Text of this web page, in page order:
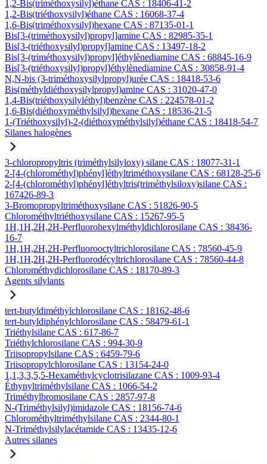
1,2-Bis(triméthoxysilyl)éthane CAS : 18406-41-2
1,2-Bis(triéthoxysilyl)éthane CAS : 16068-37-4
1,6-Bis(triméthoxysilyl)hexane CAS : 87135-01-1
Bis[3-(triméthoxysilyl)propyl]amine CAS : 82985-35-1
Bis[3-(triéthoxysilyl)propyl]amine CAS : 13497-18-2
Bis[3-(triméthoxysilyl)propyl]éthylènediamine CAS : 68845-16-9
Bis[3-(triéthoxysilyl)propyl]éthylènediamine CAS : 30858-91-4
N,N-bis (3-triméthoxysilylpropyl)urée CAS : 18418-53-6
Bis(méthyldiéthoxysilylpropyl)amine CAS : 31020-47-0
1,4-Bis(triéthoxysilyléthyl)benzène CAS : 224578-01-2
1,6-Bis(diéthoxyméthylsilyl)hexane CAS : 18536-21-5
1-(Triéthoxysilyl)-2-(diéthoxyméthylsilyl)éthane CAS : 18418-54-7
Silanes halogènes
3-chloropropyltris (triméthylsilyloxy) silane CAS : 18077-31-1
2-[4-(chlorométhyl)phényl]éthyltriméthoxysilane CAS : 68128-25-6
2-[4-(chlorométhyl)phényl]éthyltris(triméthylsiloxy)silane CAS :
167426-89-3
3-Bromopropyltriméthoxysilane CAS : 51826-90-5
Chlorométhyltriéthoxysilane CAS : 15267-95-5
1H,1H,2H,2H-Perfluorohexylméthyldichlorosilane CAS : 38436-
16-7
1H,1H,2H,2H-Perfluorooctyltrichlorosilane CAS : 78560-45-9
1H,1H,2H,2H-Perfluorodécyltrichlorosilane CAS : 78560-44-8
Chlorométhydichlorosilane CAS : 18170-89-3
Agents silylants
tert-butyldiméthylchlorosilane CAS : 18162-48-6
tert-butyldiphénylchlorosilane CAS : 58479-61-1
Triéthylsilane CAS : 617-86-7
Triéthylchlorosilane CAS : 994-30-9
Triisopropylsilane CAS : 6459-79-6
Triisopropylchlorosilane CAS : 13154-24-0
1,1,3,3,5,5-Hexaméthylcyclotrisilazane CAS : 1009-93-4
Éthynyltriméthylsilane CAS : 1066-54-2
Triméthylbromosilane CAS : 2857-97-8
N-(Triméthylsilyl)imidazole CAS : 18156-74-6
Chlorométhyltriméthylsilane CAS : 2344-80-1
N-Triméthylsilylacétamide CAS : 13435-12-6
Autres silanes